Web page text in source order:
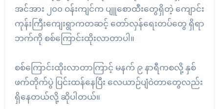
အင်အား ၂၀၀ ဝန်းကျင်က ပျူစောထီးတွေရှိတဲ့ ကျောင်း
ကုန်းကြီးကျေးရွာကတဆင့် တော်လှန်ရေးတပ်တွေ ရှိရာ
ဘက်ကို စစ်ကြောင်းထိုးလာတာပါ။
စစ်ကြောင်းထိုးလာတာကြာင့် မနက် ၉ နာရီကစလို့ နှစ်
ဖက်တိုက်ပွဲ ပြင်းထန်နေပြီး လေယာဉ်ပျံဝဲတာတွေလည်း
ရှိနေတယ်လို့ ဆိုပါတယ်။